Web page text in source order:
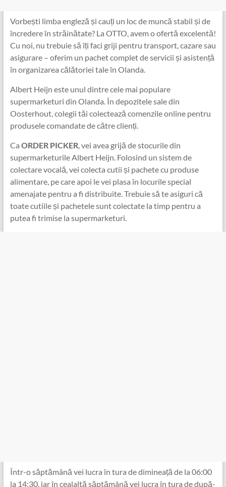
Vorbești limba engleză și cauți un loc de muncă stabil și de
încredere în străinătate? La OTTO, avem o ofertă excelentă!
Cu noi, nu trebuie să îți faci griji pentru transport, cazare sau
asigurare – oferim un pachet complet de servicii și asistență
în organizarea călătoriei tale în Olanda.
Albert Heijn este unul dintre cele mai populare
supermarketuri din Olanda. În depozitele sale din
Oosterhout, colegii tăi colectează comenzile online pentru
produsele comandate de către clienți.
Ca ORDER PICKER , vei avea grijă de stocurile din
supermarketurile Albert Heijn. Folosind un sistem de
colectare vocală, vei colecta cutii și pachete cu produse
alimentare, pe care apoi le vei plasa în locurile special
amenajate pentru a fi distribuite. Trebuie să te asiguri că
toate cutiile și pachetele sunt colectate la timp pentru a
putea fi trimise la supermarketuri.
Într-o săptămână vei lucra în tura de dimineață de la 06:00
la 14:30, iar în cealaltă săptămână vei lucra în tura de după-